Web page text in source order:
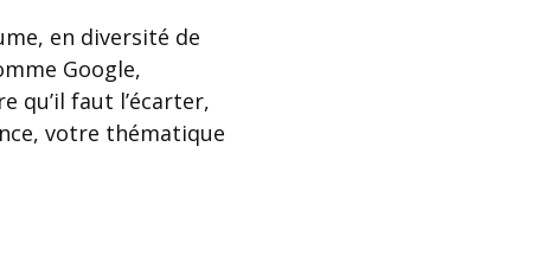
en diversité de
Google,
qu’il faut l’écarter,
votre thématique